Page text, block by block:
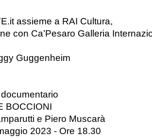
assieme a RAI Cultura,
con Ca’Pesaro Galleria
Guggenheim
BOCCIONI
e Piero Muscarà
2023 - Ore 18.30